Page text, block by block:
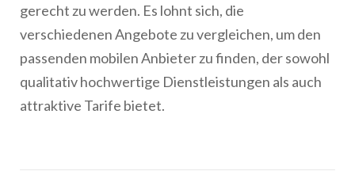
gerecht zu werden. Es lohnt sich, die
verschiedenen Angebote zu vergleichen, um den
passenden mobilen Anbieter zu finden, der sowohl
qualitativ hochwertige Dienstleistungen als auch
attraktive Tarife bietet.